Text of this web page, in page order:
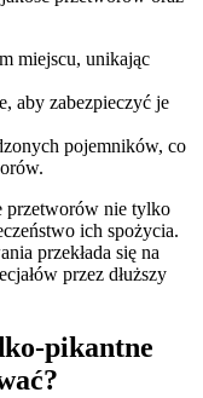
miejscu, unikając
aby zabezpieczyć je
pojemników, co
przetworów nie tylko
ich spożycia.
przekłada się na
przez dłuższy
pikantne